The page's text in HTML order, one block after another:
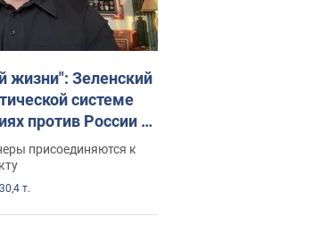
жизни": Зеленский
системе
против России и
Видео
присоединяются к
30,4 т.